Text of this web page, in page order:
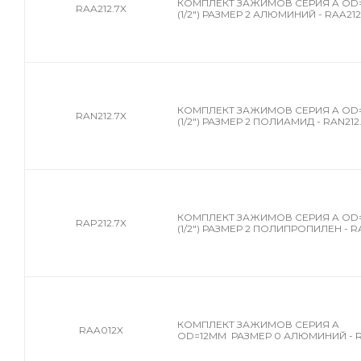
RAA212.7X
КОМПЛЕКТ ЗАЖИМОВ СЕРИЯ A
(1/2") РАЗМЕР 2 АЛЮМИНИЙ -
RAN212.7X
КОМПЛЕКТ ЗАЖИМОВ СЕРИЯ A
(1/2") РАЗМЕР 2 ПОЛИАМИД -
RAP212.7X
КОМПЛЕКТ ЗАЖИМОВ СЕРИЯ A
(1/2") РАЗМЕР 2 ПОЛИПРОПИЛЕН -
RAA012X
КОМПЛЕКТ ЗАЖИМОВ СЕРИЯ A
OD=12MM РАЗМЕР 0 АЛЮМИНИЙ -